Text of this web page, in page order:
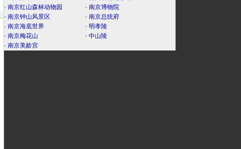
· 南京红山森林动物园 · 南京博物院
· 南京钟山风景区 · 南京总统府
· 南京海底世界 · 明孝陵
· 南京梅花山 · 中山陵
· 南京美龄宫